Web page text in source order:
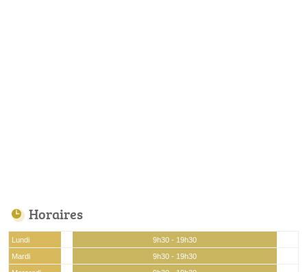
Horaires
Lundi
9h30 - 19h30
Mardi
9h30 - 19h30